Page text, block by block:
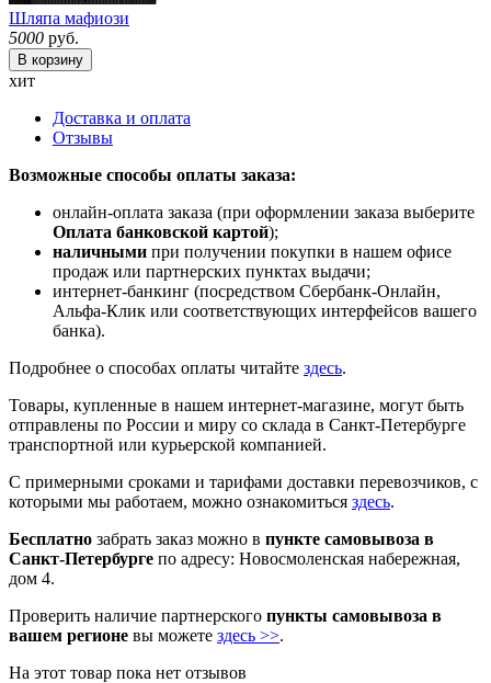
Шляпа мафиози
5000 руб.
В корзину
хит
Доставка и оплата
Отзывы
Возможные способы оплаты заказа:
онлайн-оплата заказа (при оформлении заказа выберите
Оплата банковской картой);
наличными при получении покупки в нашем офисе
продаж или партнерских пунктах выдачи;
интернет-банкинг (посредством Сбербанк-Онлайн,
Альфа-Клик или соответствующих интерфейсов вашего
банка).
Подробнее о способах оплаты читайте здесь.
Товары, купленные в нашем интернет-магазине, могут быть
отправлены по России и миру со склада в Санкт-Петербурге
транспортной или курьерской компанией.
С примерными сроками и тарифами доставки перевозчиков, с
которыми мы работаем, можно ознакомиться здесь.
Бесплатно забрать заказ можно в пункте самовывоза в
Санкт-Петербурге по адресу: Новосмоленская набережная,
дом 4.
Проверить наличие партнерского пункты самовывоза в
вашем регионе вы можете здесь >>.
На этот товар пока нет отзывов